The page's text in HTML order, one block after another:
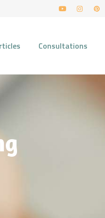
Consultations